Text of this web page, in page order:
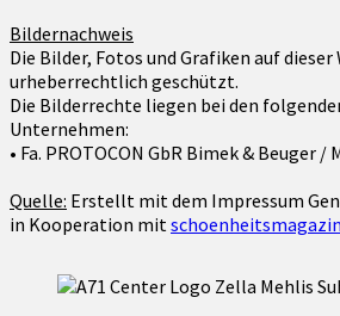
Bildernachweis
Die Bilder, Fotos und Grafiken auf dieser
urheberrechtlich geschützt.
Die Bilderrechte liegen bei den
Unternehmen:
• Fa. PROTOCON GbR Bimek & Beuger /
Quelle: Erstellt mit dem Impressum
in Kooperation mit